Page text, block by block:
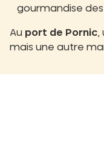
gourmandise
Au port de Pornic,
mais une autre